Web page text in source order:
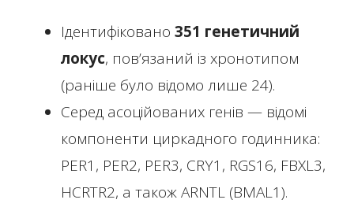
Ідентифіковано 351 генетичний
локус, пов’язаний із хронотипом
(раніше було відомо лише 24).
Серед асоційованих генів — відомі
компоненти циркадного годинника:
PER1, PER2, PER3, CRY1, RGS16, FBXL3,
HCRTR2, а також ARNTL (BMAL1).